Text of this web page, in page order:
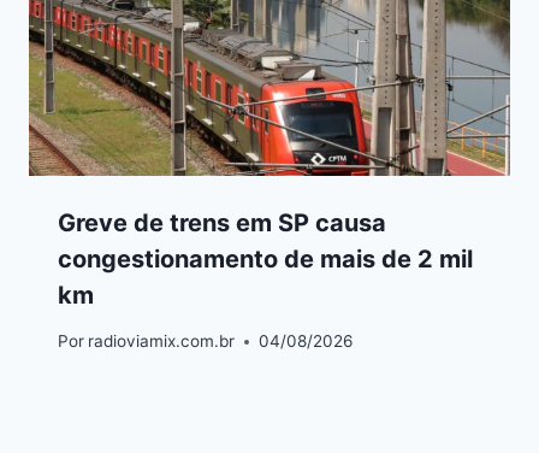
Greve de trens em SP causa
congestionamento de mais de 2 mil
km
Por radioviamix.com.br 04/08/2026